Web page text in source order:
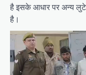
है इसके आधार पर अन्य
है।